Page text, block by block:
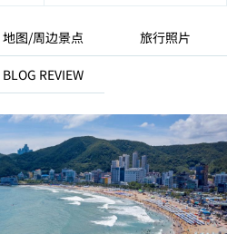
地图/周边景点 旅行照片
BLOG REVIEW